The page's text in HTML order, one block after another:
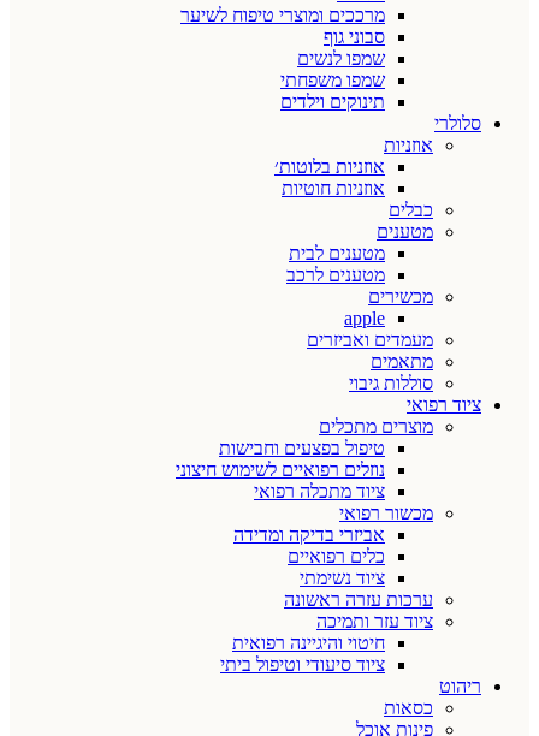
מרככים ומוצרי טיפוח לשיער
סבוני גוף
שמפו לנשים
שמפו משפחתי
תינוקים וילדים
סלולרי
אוזניות
אוזניות בלוטות׳
אוזניות חוטיות
כבלים
מטענים
מטענים לבית
מטענים לרכב
מכשירים
apple
מעמדים ואביזרים
מתאמים
סוללות גיבוי
ציוד רפואי
מוצרים מתכלים
טיפול בפצעים וחבישות
נוזלים רפואיים לשימוש חיצוני
ציוד מתכלה רפואי
מכשור רפואי
אביזרי בדיקה ומדידה
כלים רפואיים
ציוד נשימתי
ערכות עזרה ראשונה
ציוד עזר ותמיכה
חיטוי והיגיינה רפואית
ציוד סיעודי וטיפול ביתי
ריהוט
כסאות
פינות אוכל